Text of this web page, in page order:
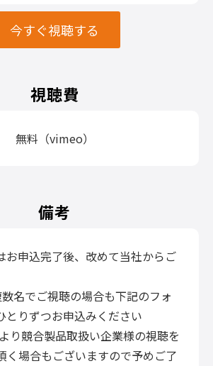
今すぐ視聴する
視聴費
無料（vimeo）
備考
お申込完了後、改めて当社からご
数名でご視聴の場合も下記のフォ
とりずつお申込みください
り競合製品取扱い企業様の視聴を
く場合もございますので予めご了